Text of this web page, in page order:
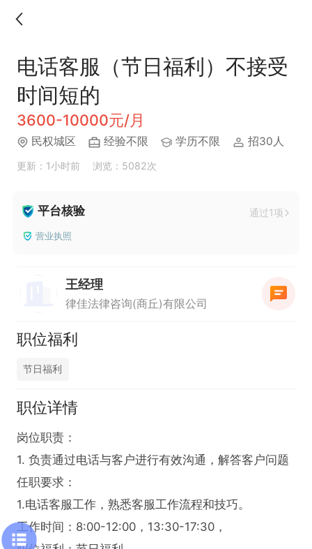
电话客服（节日福利）不接受
时间短的
3600-10000元/月
民权城区 经验不限 学历不限 招30人
更新：1小时前 浏览：5082次
平台核验 通过1项
营业执照
王经理
律佳法律咨询(商丘)有限公司
职位福利
节日福利
职位详情
岗位职责：
1. 负责通过电话与客户进行有效沟通，解答客户问题
任职要求：
1.电话客服工作，熟悉客服工作流程和技巧。
工作时间：8:00-12:00，13:30-17:30，